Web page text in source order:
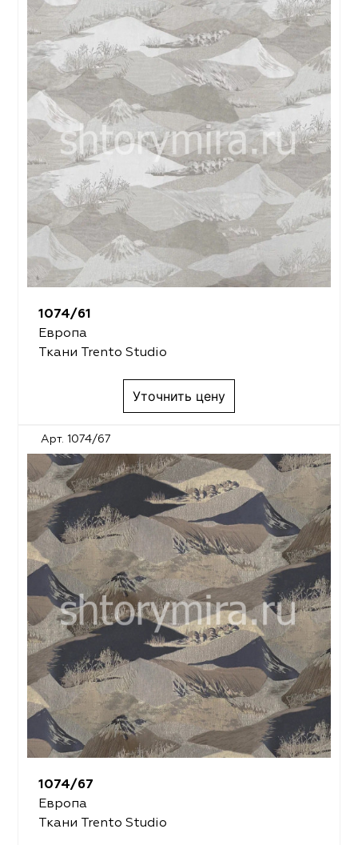
1074/61
Европа
Ткани Trento Studio
Уточнить цену
Арт. 1074/67
1074/67
Европа
Ткани Trento Studio